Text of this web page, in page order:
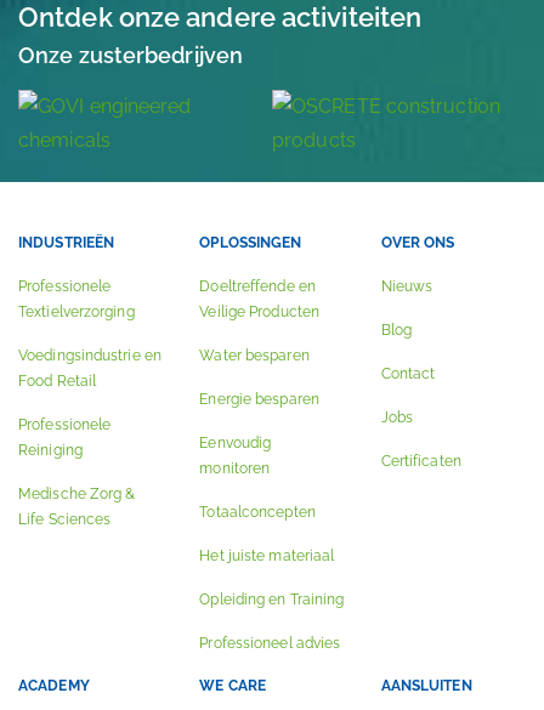
Ontdek onze andere activiteiten
Onze zusterbedrijven
INDUSTRIEËN
Professionele
Textielverzorging
Voedingsindustrie en
Food Retail
Professionele
Reiniging
Medische Zorg &
Life Sciences
OPLOSSINGEN
Doeltreffende en
Veilige Producten
Water besparen
Energie besparen
Eenvoudig
monitoren
Totaalconcepten
Het juiste materiaal
Opleiding en Training
Professioneel advies
OVER ONS
Nieuws
Blog
Contact
Jobs
Certificaten
ACADEMY WE CARE AANSLUITEN